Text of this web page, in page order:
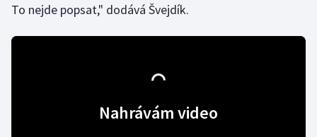
Lezení
To nejde popsat," dodává Švejdík.
Nahrávám video